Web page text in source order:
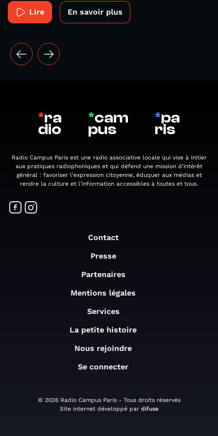
Lire En savoir plus
*ra
dio
*cam
pus
*pa
ris
Radio Campus Paris est une radio associative locale qui vise à initier
aux pratiques radiophoniques et qui défend une mission d'intérêt
général : favoriser l'expression citoyenne, éduquer aux médias et
rendre la culture et l'information accessibles à toutes et tous.
Contact
Presse
Partenaires
Mentions légales
Services
La petite histoire
Nous rejoindre
Se connecter
© 2026 Radio Campus Paris - Tous droits réservés
Site internet développé par difuse